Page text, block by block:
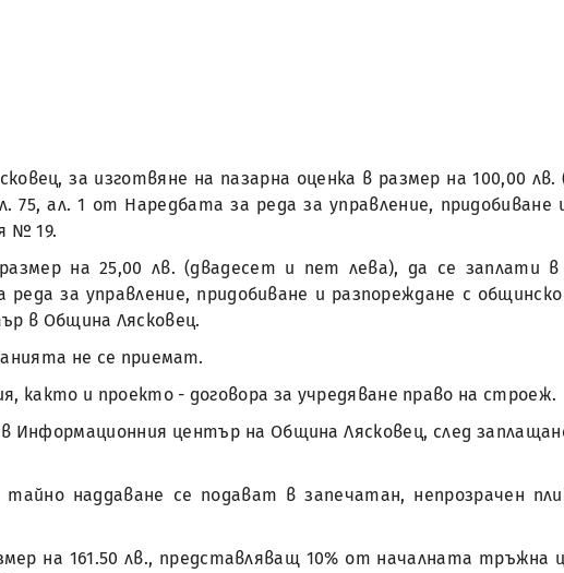
за изготвяне на пазарна оценка в размер на 100,00
75, ал. 1 от Наредбата за реда за управление,
№ 19.
на 25,00 лв. (двадесет и пет лева), да се заплати
реда за управление, придобиване и разпореждане с
в Община Лясковец.
не се приемат.
и проекто - договора за учредяване право на строеж.
Информационния център на Община Лясковец, след
наддаване се подават в запечатан, непрозрачен
на 161.50 лв., представляващ 10% от началната тръжна